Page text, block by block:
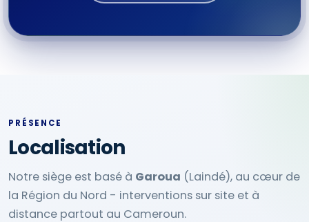
PRÉSENCE
Localisation
Notre siège est basé à Garoua (Laindé), au cœur de
la Région du Nord - interventions sur site et à
distance partout au Cameroun.